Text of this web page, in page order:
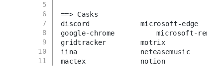
5
6
7
8
9
10
11
==> Casks